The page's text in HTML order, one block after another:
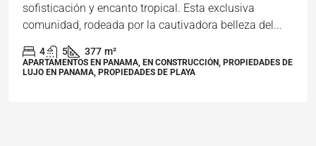
sofisticación y encanto tropical. Esta exclusiva
comunidad, rodeada por la cautivadora belleza del...
4 5 377 m²
APARTAMENTOS EN PANAMA, EN CONSTRUCCIÓN, PROPIEDADES DE
LUJO EN PANAMA, PROPIEDADES DE PLAYA